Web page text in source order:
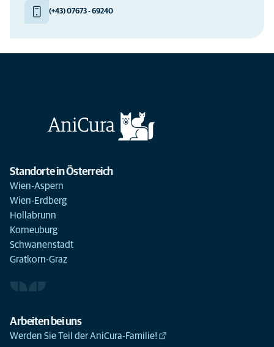
(+43) 07673 - 69240
Standorte in Österreich
Wien-Aspern
Wien-Erdberg
Hollabrunn
Korneuburg
Schwanenstadt
Gratkorn-Graz
Arbeiten bei uns
Werden Sie Teil der AniCura-Familie!